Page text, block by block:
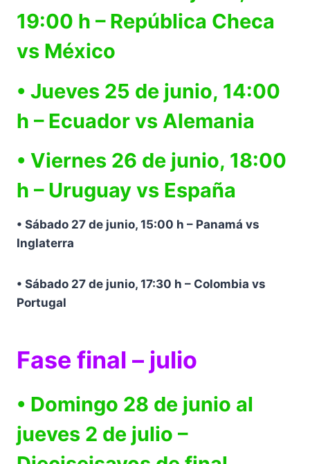
19:00 h – República Checa
vs México
• Jueves 25 de junio, 14:00
h – Ecuador vs Alemania
• Viernes 26 de junio, 18:00
h – Uruguay vs España
• Sábado 27 de junio, 15:00 h – Panamá vs
Inglaterra
• Sábado 27 de junio, 17:30 h – Colombia vs
Portugal
Fase final – julio
• Domingo 28 de junio al
jueves 2 de julio –